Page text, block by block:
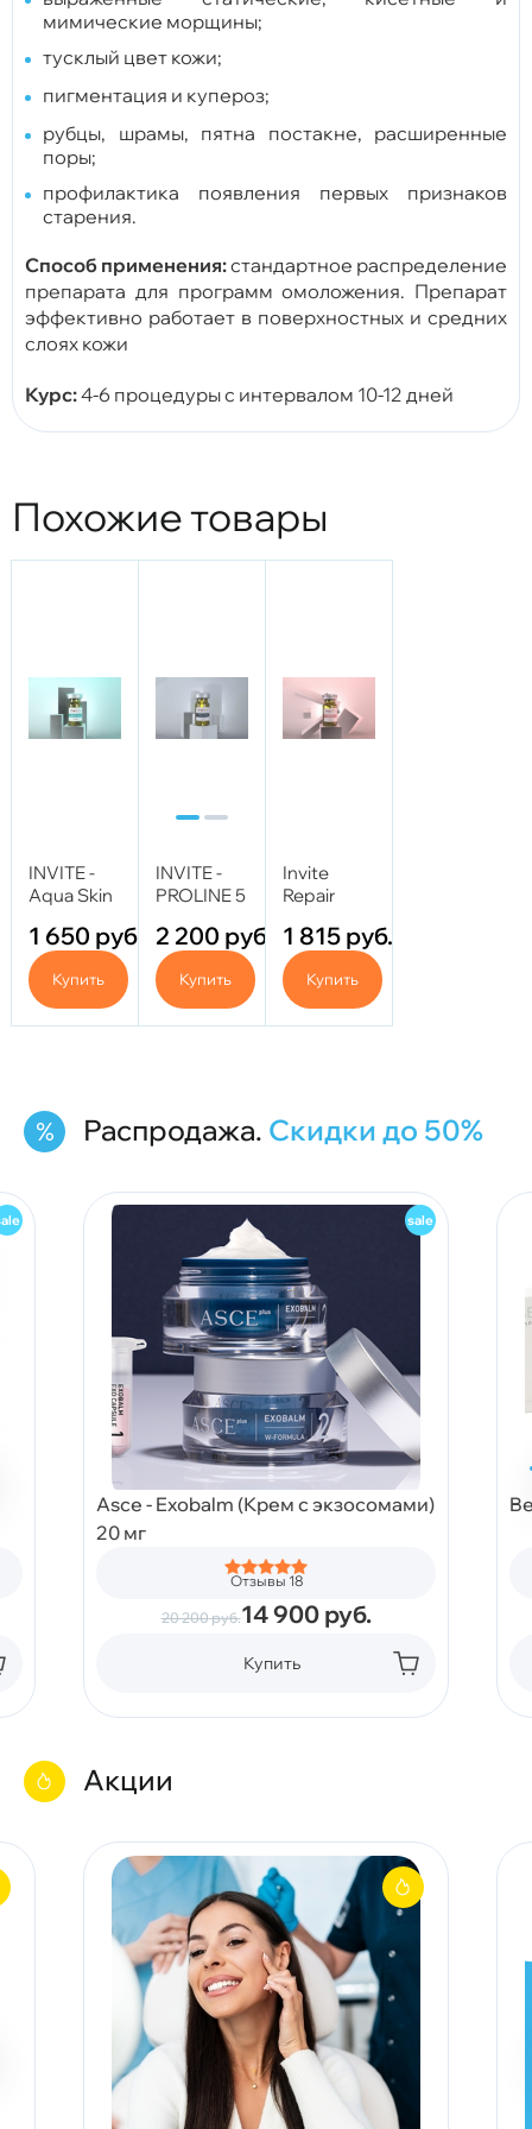
мимические морщины;
тусклый цвет кожи;
пигментация и купероз;
рубцы, шрамы, пятна постакне, расширенные
поры;
профилактика появления первых признаков
старения.
Способ применения:стандартное распределение
препарата для программ омоложения. Препарат
эффективно работает в поверхностных и средних
слоях кожи
Курс:4-6 процедуры с интервалом 10-12 дней
Похожие товары
INVITE -
Aqua Skin
1 650 руб.
Купить
INVITE -
PROLINE 5
2 200 руб.
Купить
Invite
Repair
1 815 руб.
Купить
Распродажа. Скидки до 50%
Asce - Exobalm (Крем с экзосомами)
20 мг
Отзывы 18
20 200руб.14 900 руб.
Купить
Акции